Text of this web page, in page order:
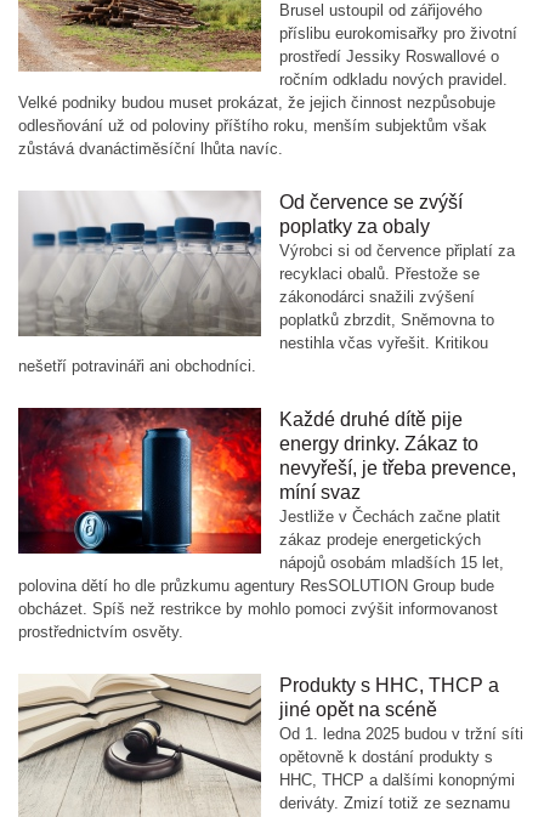
Brusel ustoupil od zářijového
příslibu eurokomisařky pro životní
prostředí Jessiky Roswallové o
ročním odkladu nových pravidel.
Velké podniky budou muset prokázat, že jejich činnost nezpůsobuje
odlesňování už od poloviny příštího roku, menším subjektům však
zůstává dvanáctiměsíční lhůta navíc.
Od července se zvýší
poplatky za obaly
Výrobci si od července připlatí za
recyklaci obalů. Přestože se
zákonodárci snažili zvýšení
poplatků zbrzdit, Sněmovna to
nestihla včas vyřešit. Kritikou
nešetří potravináři ani obchodníci.
Každé druhé dítě pije
energy drinky. Zákaz to
nevyřeší, je třeba prevence,
míní svaz
Jestliže v Čechách začne platit
zákaz prodeje energetických
nápojů osobám mladších 15 let,
polovina dětí ho dle průzkumu agentury ResSOLUTION Group bude
obcházet. Spíš než restrikce by mohlo pomoci zvýšit informovanost
prostřednictvím osvěty.
Produkty s HHC, THCP a
jiné opět na scéně
Od 1. ledna 2025 budou v tržní síti
opětovně k dostání produkty s
HHC, THCP a dalšími konopnými
deriváty. Zmizí totiž ze seznamu